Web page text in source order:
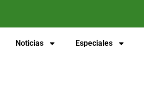
Noticias Especiales